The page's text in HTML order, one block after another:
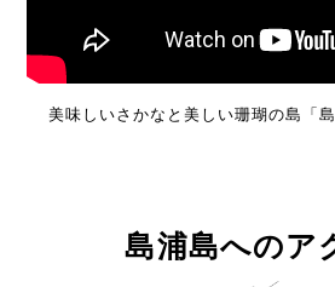
美味しいさかなと美しい珊瑚の島「
島浦島へのア